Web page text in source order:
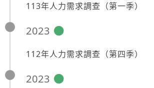
113年人力需求調查（第一季）
2023
112年人力需求調查（第四季）
2023